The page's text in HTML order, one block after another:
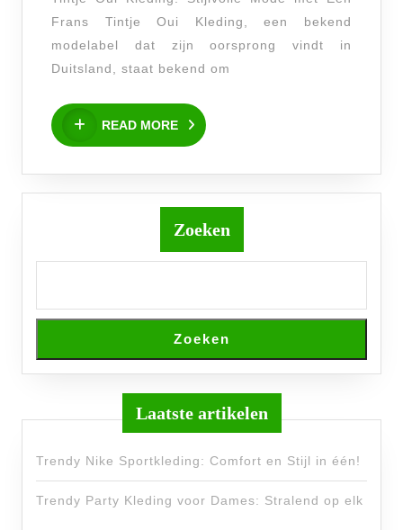
Pracht
van
Frans Tintje Oui Kleding, een bekend
modelabel dat zijn oorsprong vindt in
Duitsland, staat bekend om
READ MORE
READ
MORE
Zoeken
Zoeken
Laatste artikelen
Trendy Nike Sportkleding: Comfort en Stijl in één!
Trendy Party Kleding voor Dames: Stralend op elk